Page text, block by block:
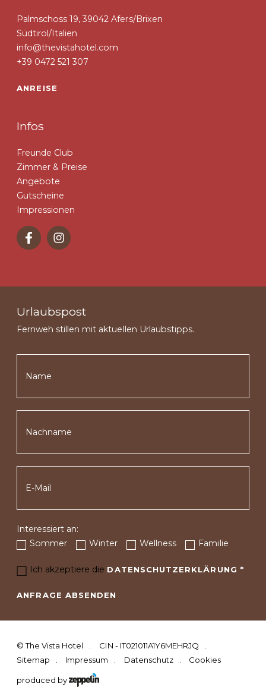
Palmschoss 19, 39042 Afers/Brixen
Südtirol/Italien
info@thevistahotel.com
+39 0472 521 307
ANREISE
Infos
Freunde Club
Zimmer & Preise
Angebote
Gutscheine
Impressionen
Urlaubspost
Fernweh stillen mit aktuellen Urlaubstipps.
Interessiert an:
Sommer
Winter Wellness Familie
Ich akzeptiere die DATENSCHUTZERKLÄRUNG *
ANFRAGE ABSENDEN
©The Vista Hotel
CIN - IT021011A1Y6MEHRJQ
Sitemap
Impressum Datenschutz Cookies
produced by